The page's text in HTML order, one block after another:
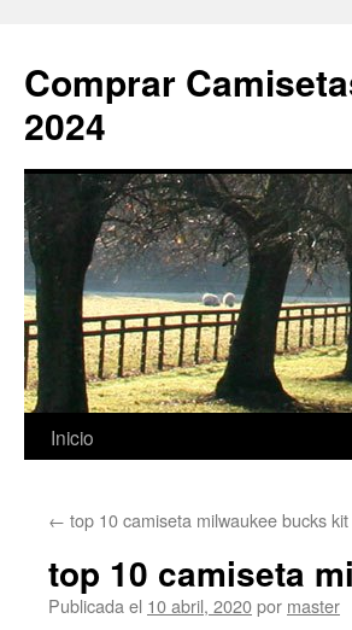
Comprar
2024
Saltar
contenido
Inicio
← top 10 camiseta milwaukee bucks kit
top 10 camiseta
Publicada el 10 abril, 2020por master